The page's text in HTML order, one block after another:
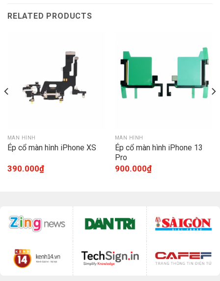
RELATED PRODUCTS
MÀN HÌNH
Ép cổ màn hình iPhone XS
390.000₫
MÀN HÌNH
Ép cổ màn hình iPhone 13
Pro
900.000₫